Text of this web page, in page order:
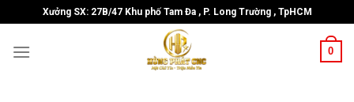
to
content
Xưởng SX: 27B/47 Khu phố Tam Đa , P. Long Trường , TpHCM
0